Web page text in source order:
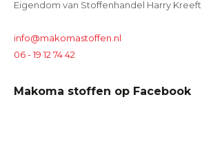
Eigendom van Stoffenhandel Harry Kreeft
info@makomastoffen.nl
06 - 19 12 74 42
Makoma stoffen op Facebook